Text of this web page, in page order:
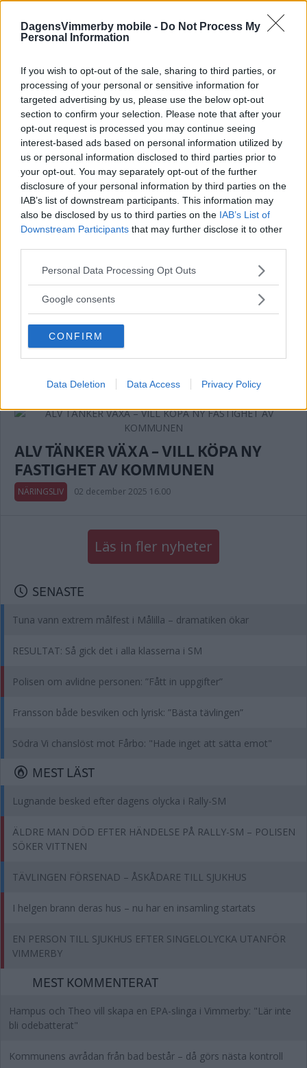
DagensVimmerby mobile - Do Not Process My
Personal Information
If you wish to opt-out of the sale, sharing to third parties, or
processing of your personal or sensitive information for
targeted advertising by us, please use the below opt-out
section to confirm your selection. Please note that after your
opt-out request is processed you may continue seeing
interest-based ads based on personal information utilized by
us or personal information disclosed to third parties prior to
your opt-out. You may separately opt-out of the further
disclosure of your personal information by third parties on the
IAB’s list of downstream participants. This information may
also be disclosed by us to third parties on the IAB’s List of
Downstream Participants that may further disclose it to other
Please note that this website/app uses one or more Google
not limited to your visit or usage behaviour. You may click to
use your data for below specified purposes in below Google
consent section.
Personal Data Processing Opt Outs
Google consents
CONFIRM
Data Deletion Data Access Privacy Policy
Kommunala fastigheter har fångat
ALV:s intresse: "Mer parkyta är hela
grejen nu"
NYHETER 05 januari 2026 05.00
Svaret till ALV: "Kan man flytta en hel
stad, kan man flytta en brandstation"
POLITIK 04 december 2025 12.10
AVSLÖJAR
ALV TÄNKER VÄXA – VILL KÖPA NY
FASTIGHET AV KOMMUNEN
NÄRINGSLIV 02 december 2025 16.00
Läs in fler nyheter
SENASTE
Tuna vann extrem målfest i Målilla – dramatiken ökar
RESULTAT: Så gick det i alla klasserna i SM
Polisen om avlidne personen: ”Fått in uppgifter”
Fransson både besviken och lyrisk: ”Bästa tävlingen”
Södra Vi chanslöst mot Fårbo: "Hade inget att sätta emot"
MEST LÄST
Lugnande besked efter dagens olycka i Rally-SM
ÄLDRE MAN DÖD EFTER HÄNDELSE PÅ RALLY-SM – POLISEN
SÖKER VITTNEN
TÄVLINGEN FÖRSENAD – ÅSKÅDARE TILL SJUKHUS
I helgen brann deras hus – nu har en insamling startats
EN PERSON TILL SJUKHUS EFTER SINGELOLYCKA UTANFÖR
VIMMERBY
MEST KOMMENTERAT
Hampus och Theo vill skapa en EPA-slinga i Vimmerby: "Lär inte
bli odebatterat"
Kommunens avrådan från bad består – då görs nästa kontroll